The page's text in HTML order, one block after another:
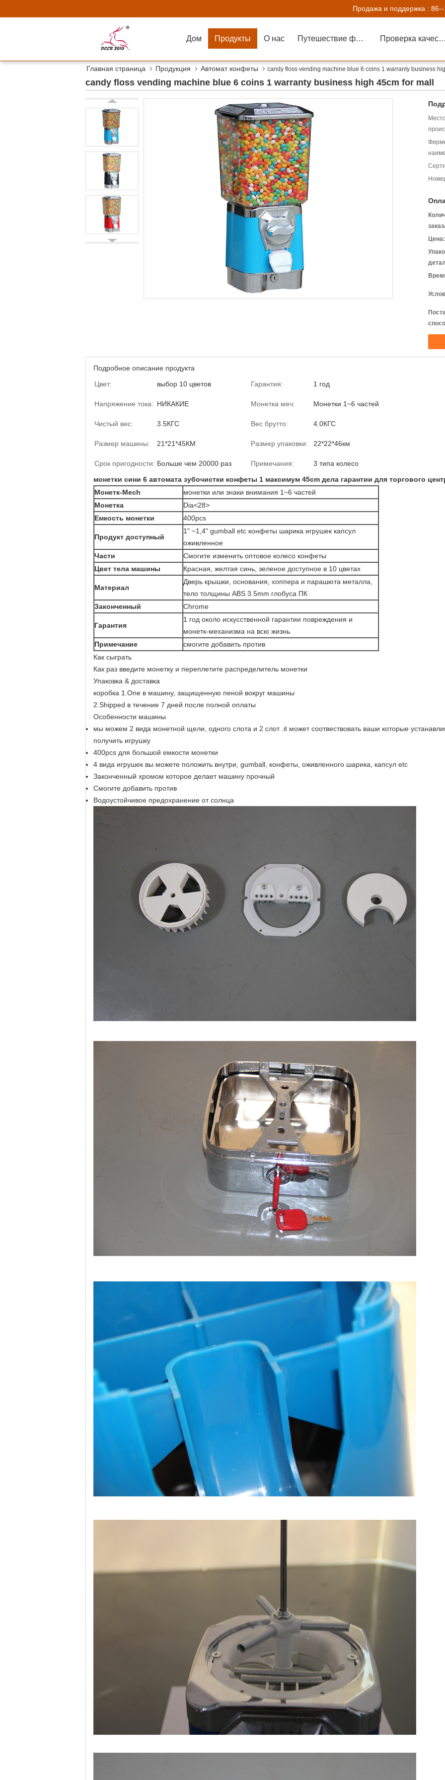
Продажа и поддержка :
Дом Продукты О нас Путешествие фабрики Проверка
Главная страница Продукция Автомат конфеты candy floss vending machine blue 6 coins 1 warranty business
candy floss vending machine blue 6 coins 1 warranty business high 45cm for mall
Цена:
Подробное описание продукта
Цвет:
выбор 10 цветов Гарантия: 1 год
Напряжение тока: НИКАКИЕ Монетка меч: Монетки 1~6 частей
Чистый вес: 3.5КГС Вес брутто: 4.0КГС
Размер машины: 21*21*45КМ Размер упаковки: 22*22*46км
Срок пригодности: Больше чем 20000 раз Примечания:
3 типа колесо
монетки сини 6 автомата зубочистки конфеты 1 максимум 45cm дела гарантии для торгового
Монетк-Mech
монетки или знаки внимания 1~6 частей
Монетка
Dia<28>
Емкость монетки
400pcs
Продукт доступный
1" ~1,4" gumball etc конфеты шарика игрушек капсул
оживленное
Части
Смогите изменить оптовое колесо конфеты
Цвет тела машины
Красная, желтая синь, зеленое доступное в 10 цветах
Материал
Дверь крышки, основания, хоппера и парашюта металла,
тело толщины ABS 3.5mm глобуса ПК
Законченный
Chrome
Гарантия
1 год около искусственной гарантии повреждения и
монетк-механизма на всю жизнь
Примечание
смогите добавить против
Как сыграть
Как раз введите монетку и переплетите распределитель монетки
Упаковка & доставка
коробка 1.One в машину, защищенную пеной вокруг машины
2.Shipped в течение 7 дней после полной оплаты
Особенности машины
мы можем 2 вида монетной щели, одного слота и 2 слот .it может соотвествовать ваши которые
получить игрушку
400pcs для большой емкости монетки
4 вида игрушек вы можете положить внутри, gumball, конфеты, оживленного шарика, капсул etc
Законченный хромом которое делает машину прочный
Смогите добавить против
Водоустойчивое предохранение от солнца